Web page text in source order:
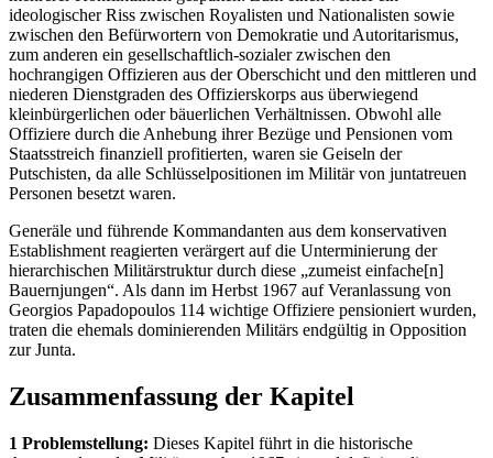
ideologischer Riss zwischen Royalisten und Nationalisten sowie
zwischen den Befürwortern von Demokratie und Autoritarismus,
zum anderen ein gesellschaftlich-sozialer zwischen den
hochrangigen Offizieren aus der Oberschicht und den mittleren und
niederen Dienstgraden des Offizierskorps aus überwiegend
kleinbürgerlichen oder bäuerlichen Verhältnissen. Obwohl alle
Offiziere durch die Anhebung ihrer Bezüge und Pensionen vom
Staatsstreich finanziell profitierten, waren sie Geiseln der
Putschisten, da alle Schlüsselpositionen im Militär von juntatreuen
Personen besetzt waren.
Generäle und führende Kommandanten aus dem konservativen
Establishment reagierten verärgert auf die Unterminierung der
hierarchischen Militärstruktur durch diese „zumeist einfache[n]
Bauernjungen“. Als dann im Herbst 1967 auf Veranlassung von
Georgios Papadopoulos 114 wichtige Offiziere pensioniert wurden,
traten die ehemals dominierenden Militärs endgültig in Opposition
zur Junta.
Zusammenfassung der Kapitel
1 Problemstellung: Dieses Kapitel führt in die historische